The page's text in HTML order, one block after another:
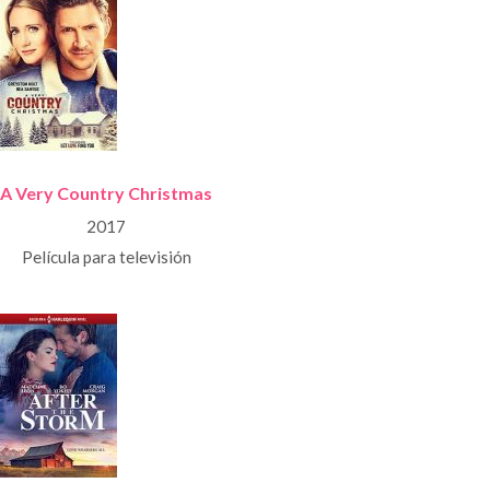
A Very Country Christmas
2017
Película para televisión